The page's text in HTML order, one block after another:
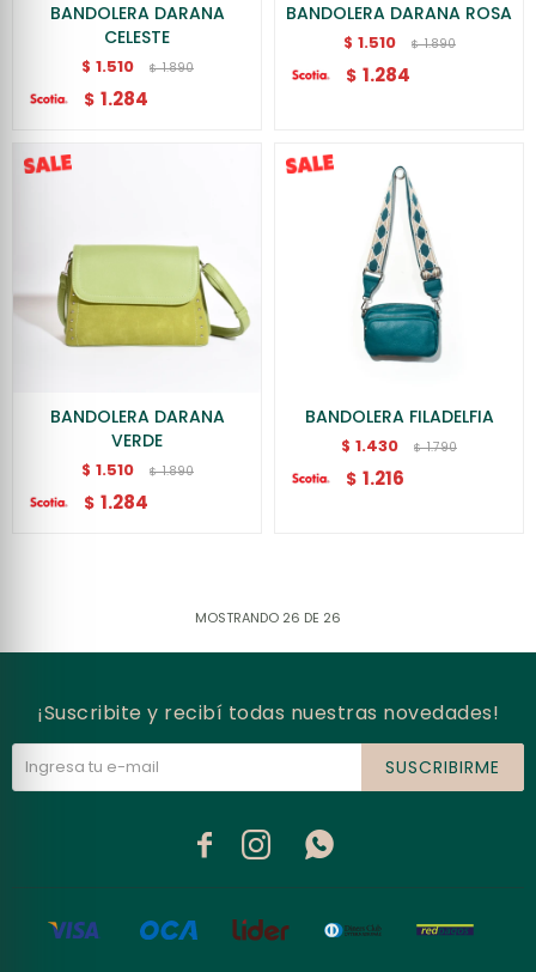
BANDOLERA DARANA
CELESTE
$ 1.510 $ 1.890
$ 1.284
BANDOLERA DARANA ROSA
$ 1.510 $ 1.890
$ 1.284
BANDOLERA DARANA
VERDE
$ 1.510 $ 1.890
$ 1.284
BANDOLERA FILADELFIA
$ 1.430 $ 1.790
$ 1.216
MOSTRANDO 26 DE 26
¡Suscribite y recibí todas nuestras novedades!
SUSCRIBIRME
  